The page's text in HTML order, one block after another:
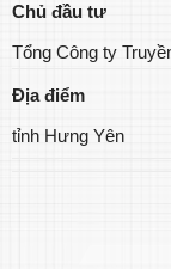
Chủ đầu tư
Tổng Công ty
Địa điểm
tỉnh Hưng Yên